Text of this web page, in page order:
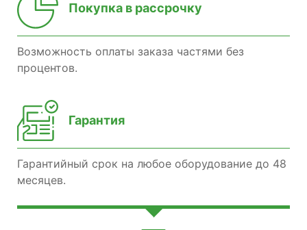
Покупка в рассрочку
Возможность оплаты заказа частями без
процентов.
Гарантия
Гарантийный срок на любое оборудование до 48
месяцев.